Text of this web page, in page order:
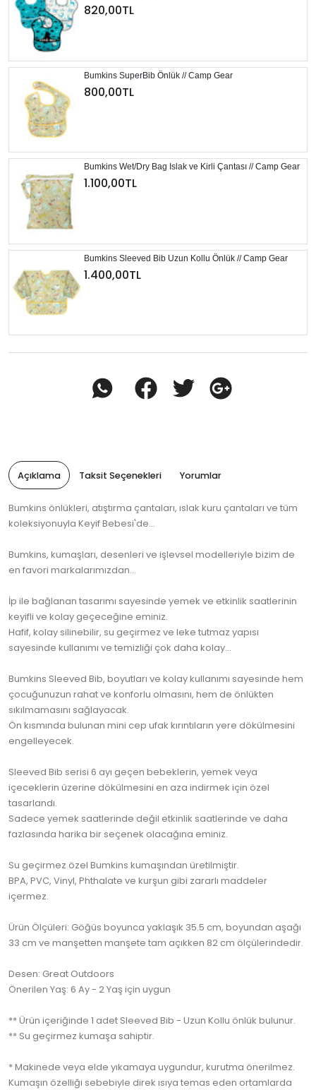
820,00TL
Bumkins SuperBib Önlük // Camp Gear
800,00TL
Bumkins Wet/Dry Bag Islak ve Kirli Çantası // Camp Gear
1.100,00TL
Bumkins Sleeved Bib Uzun Kollu Önlük // Camp Gear
1.400,00TL
Açıklama Taksit Seçenekleri Yorumlar
Bumkins önlükleri, atıştırma çantaları, ıslak kuru çantaları ve tüm
koleksiyonuyla Keyif Bebesi'de...
Bumkins, kumaşları, desenleri ve işlevsel modelleriyle bizim de
en favori markalarımızdan...
İp ile bağlanan tasarımı sayesinde yemek ve etkinlik saatlerinin
keyifli ve kolay geçeceğine eminiz.
Hafif, kolay silinebilir, su geçirmez ve leke tutmaz yapısı
sayesinde kullanımı ve temizliği çok daha kolay...
Bumkins Sleeved Bib, boyutları ve kolay kullanımı sayesinde hem
çocuğunuzun rahat ve konforlu olmasını, hem de önlükten
sıkılmamasını sağlayacak.
Ön kısmında bulunan mini cep ufak kırıntıların yere dökülmesini
engelleyecek.
Sleeved Bib serisi 6 ayı geçen bebeklerin, yemek veya
içeceklerin üzerine dökülmesini en aza indirmek için özel
tasarlandı.
Sadece yemek saatlerinde değil etkinlik saatlerinde ve daha
fazlasında harika bir seçenek olacağına eminiz.
Su geçirmez özel Bumkins kumaşından üretilmiştir.
BPA, PVC, Vinyl, Phthalate ve kurşun gibi zararlı maddeler
içermez.
Ürün Ölçüleri: Göğüs boyunca yaklaşık 35.5 cm, boyundan aşağı
33 cm ve manşetten manşete tam açıkken 82 cm ölçülerindedir.
Desen: Great Outdoors
Önerilen Yaş: 6 Ay - 2 Yaş için uygun
** Ürün içeriğinde 1 adet Sleeved Bib - Uzun Kollu önlük bulunur.
** Su geçirmez kumaşa sahiptir.
* Makinede veya elde yıkamaya uygundur, kurutma önerilmez.
Kumaşın özelliği sebebiyle direk ısıya temas eden ortamlarda